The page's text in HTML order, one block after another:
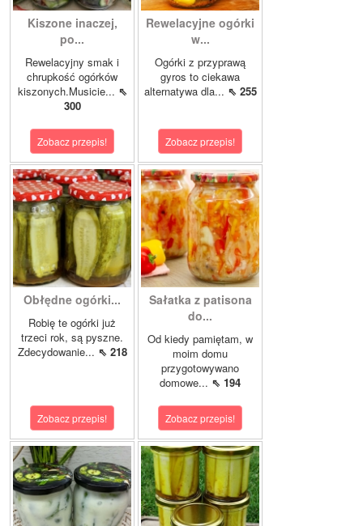
Kiszone inaczej,
po...
Rewelacyjny smak i
chrupkość ogórków
kiszonych.Musicie... ⇖
300
Zobacz przepis!
Rewelacyjne ogórki
w...
Ogórki z przyprawą
gyros to ciekawa
alternatywa dla... ⇖ 255
Zobacz przepis!
Obłędne ogórki...
Robię te ogórki już
trzeci rok, są pyszne.
Zdecydowanie... ⇖ 218
Zobacz przepis!
Sałatka z patisona
do...
Od kiedy pamiętam, w
moim domu
przygotowywano
domowe... ⇖ 194
Zobacz przepis!